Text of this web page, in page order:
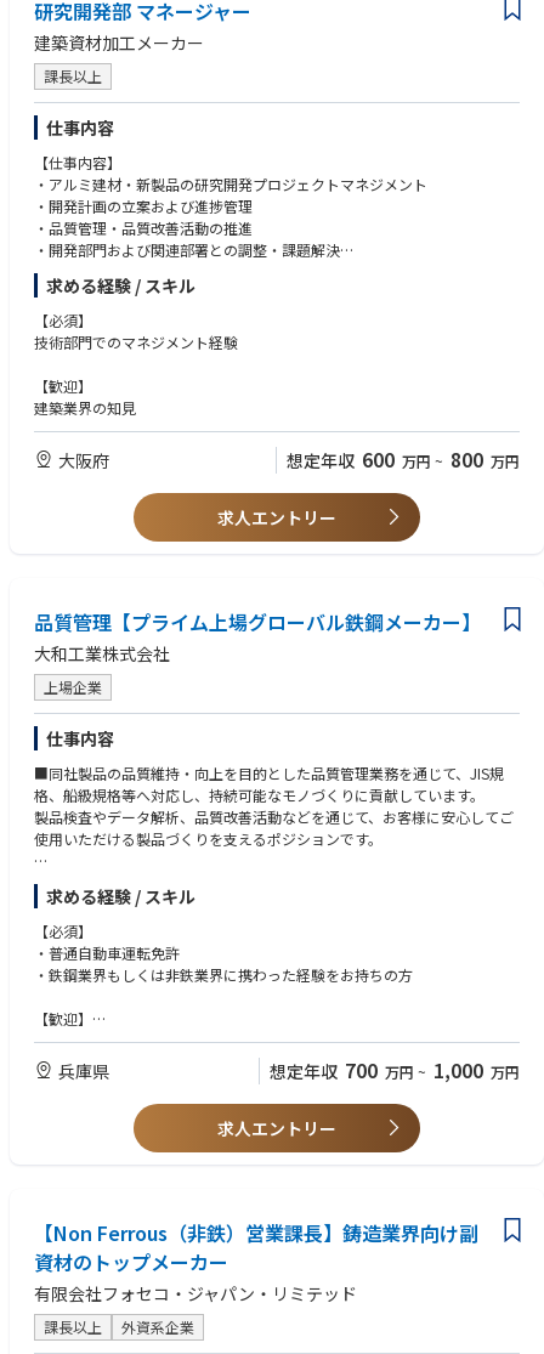
研究開発部 マネージャー
建築資材加工メーカー
課長以上
仕事内容
【仕事内容】
・アルミ建材・新製品の研究開発プロジェクトマネジメント
・開発計画の立案および進捗管理
・品質管理・品質改善活動の推進
・開発部門および関連部署との調整・課題解決
・製品化に向けたスケジュール、コスト、品質の総合管理
求める経験 / スキル
【必須】
技術部門でのマネジメント経験
【歓迎】
建築業界の知見
大阪府 想定年収 600 万円 ~ 800 万円
求人エントリー
品質管理【プライム上場グローバル鉄鋼メーカー】
大和工業株式会社
上場企業
仕事内容
■同社製品の品質維持・向上を目的とした品質管理業務を通じて、JIS規
格、船級規格等へ対応し、持続可能なモノづくりに貢献しています。
製品検査やデータ解析、品質改善活動などを通じて、お客様に安心してご
使用いただける製品づくりを支えるポジションです。
◆具体的な仕事内容
・製品・原材料の品質検査（外観検査、寸法測定、機能検査など）
・検査データの記録・分析および品質トレンドの把握
・不具合発生時の原因究明（調査・解析）
・不具合の再発防止策の立案および改善
・社内規格、作業手順書の更新・監修
・監査対応（JIS、ISO、内部監査など）
・社内改善活動事務局業務
・クレーム対応、製造指示等の品質保証活動全般
■ポジションの魅力
・新しい技術に挑戦できる職場
設備投資や改善活動に積極的で、新たな検査手法や技術の導入にもチャレ
ンジできる環境が整っています。
・品質保証の専門性を高め、キャリアアップを実現
ISO対応や監査対応など、品質保証に必要な専門知識・スキルを体系的に
身につけながら、将来的なキャリアアップを目指せます。
求める経験 / スキル
【必須】
・普通自動車運転免許
・鉄鋼業界もしくは非鉄業界に携わった経験をお持ちの方
【歓迎】
・製造業での品質管理の業務経験
・超音波深傷資格をお持ちの方
・JIS/ISO/船級規格等の認証・管理業務経験
・AI全般の業務経験
・顧客への営業活動、クレーム対応経験
兵庫県 想定年収 700 万円 ~ 1,000 万円
求人エントリー
【Non Ferrous（非鉄）営業課長】鋳造業界向け副
資材のトップメーカー
有限会社フォセコ・ジャパン・リミテッド
課長以上 外資系企業